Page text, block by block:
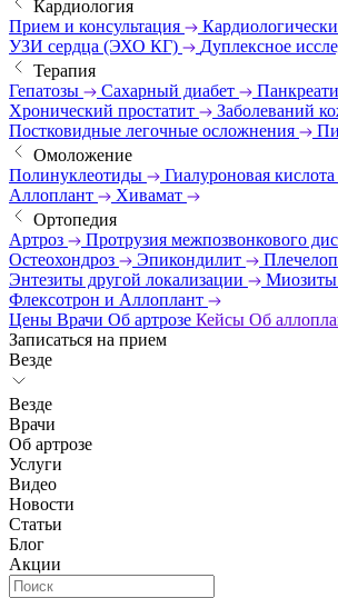
Кардиология
Прием и консультация
УЗИ сердца (ЭХО КГ)
Дуплексное
Терапия
Гепатозы
Сахарный диабет
Хронический простатит
Заболеваний
Постковидные легочные осложнения
Омоложение
Полинуклеотиды
Гиалуроновая кислота
Аллоплант
Хивамат
Ортопедия
Артроз
Протрузия межпозвонкового
Остеохондроз
Эпикондилит
Энтезиты другой локализации
Миозиты
Флексотрон и Аллоплант
Цены Врачи Об артрозе Кейсы Об
Записаться на прием
Везде
Везде
Врачи
Об артрозе
Услуги
Видео
Новости
Статьи
Блог
Акции